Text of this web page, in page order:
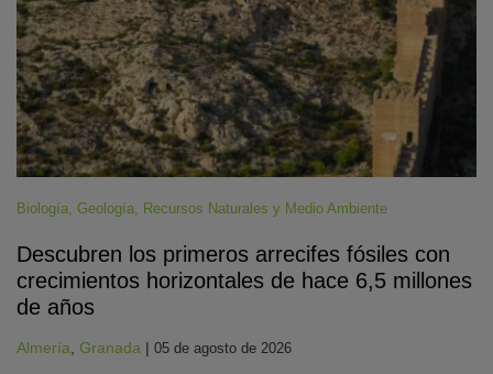
Biología Geología Recursos Naturales y Medio Ambiente
Descubren los primeros arrecifes fósiles con
crecimientos horizontales de hace 6,5 millones
de años
Almería Granada | 05 de agosto de 2026